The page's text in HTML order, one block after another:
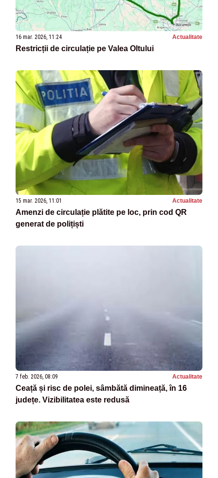
16 mar. 2026, 11:24 Actualitate
Restricții de circulație pe Valea Oltului
15 mar. 2026, 11:01 Actualitate
Amenzi de circulație plătite pe loc, prin cod QR
generat de polițiști
7 feb. 2026, 08:09 Actualitate
Ceață și risc de polei, sâmbătă dimineață, în 16
județe. Vizibilitatea este redusă